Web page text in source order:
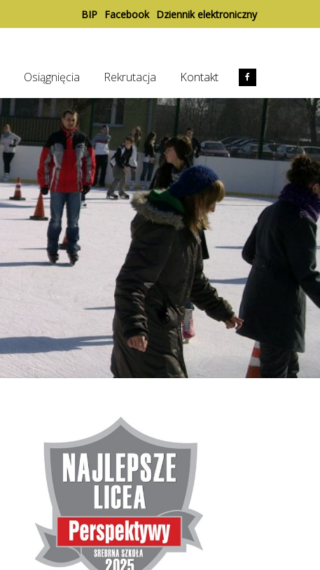
BIP Facebook Dziennik elektroniczny
Osiągnięcia Rekrutacja Kontakt